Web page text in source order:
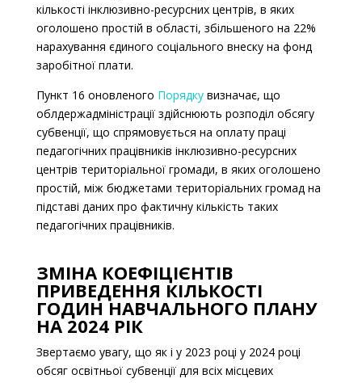
кількості інклюзивно-ресурсних центрів, в яких
оголошено простій в області, збільшеного на 22%
нарахування єдиного соціального внеску на фонд
заробітної плати.
Пункт 16 оновленого Порядкувизначає, що
облдержадміністрації здійснюють розподіл обсягу
субвенції, що спрямовується на оплату праці
педагогічних працівників інклюзивно-ресурсних
центрів територіальної громади, в яких оголошено
простій, між бюджетами територіальних громад на
підставі даних про фактичну кількість таких
педагогічних працівників.
ЗМІНА КОЕФІЦІЄНТІВ
ПРИВЕДЕННЯ КІЛЬКОСТІ
ГОДИН НАВЧАЛЬНОГО ПЛАНУ
НА 2024 РІК
Звертаємо увагу, що як і у 2023 році у 2024 році
обсяг освітньої субвенції для всіх місцевих